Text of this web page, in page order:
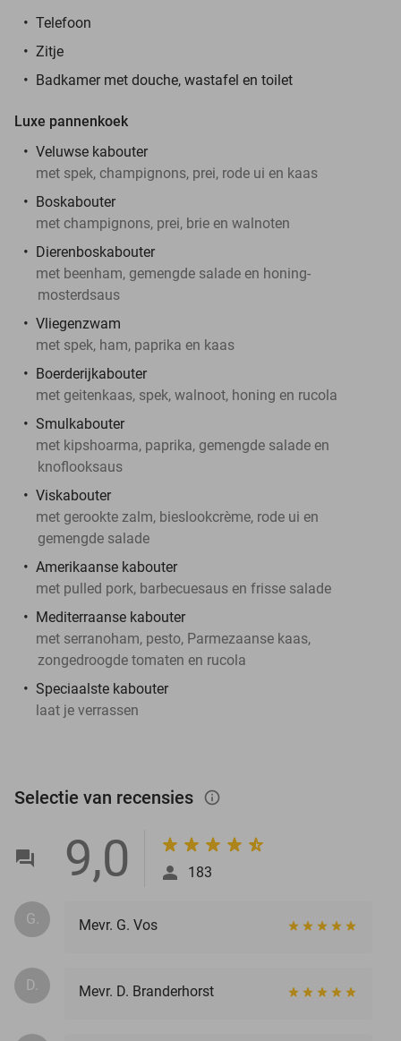
Telefoon
Zitje
Badkamer met douche, wastafel en toilet
Luxe pannenkoek
Veluwse kabouter
met spek, champignons, prei, rode ui en kaas
Boskabouter
met champignons, prei, brie en walnoten
Dierenboskabouter
met beenham, gemengde salade en honing-
mosterdsaus
Vliegenzwam
met spek, ham, paprika en kaas
Boerderijkabouter
met geitenkaas, spek, walnoot, honing en rucola
Smulkabouter
met kipshoarma, paprika, gemengde salade en
knoflooksaus
Viskabouter
met gerookte zalm, bieslookcrème, rode ui en
gemengde salade
Amerikaanse kabouter
met pulled pork, barbecuesaus en frisse salade
Mediterraanse kabouter
met serranoham, pesto, Parmezaanse kaas,
zongedroogde tomaten en rucola
Speciaalste kabouter
laat je verrassen
Selectie van recensies info_outlined
9,0 183
G. Mevr. G. Vos
D. Mevr. D. Branderhorst